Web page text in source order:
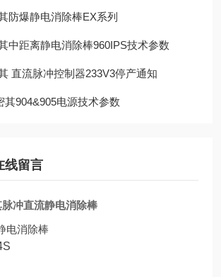
防爆静电消除棒EX系列
中距离静电消除棒960IPS技术参数
直流脉冲控制器233V3停产通知
其904&905电源技术参数
线留言
冲直流静电消除棒
电消除棒